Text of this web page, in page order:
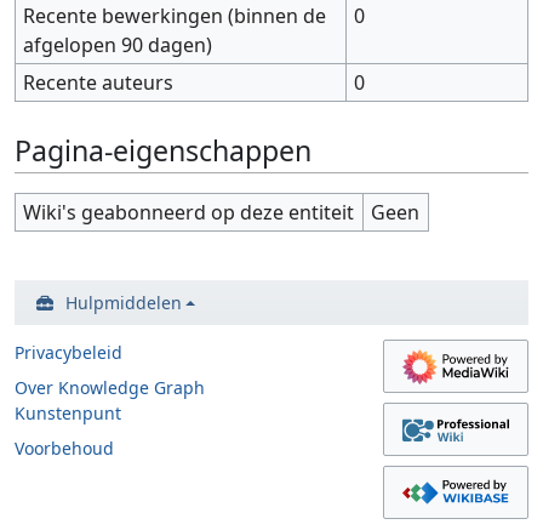
Recente bewerkingen (binnen de
afgelopen 90 dagen)
0
Recente auteurs 0
Pagina-eigenschappen
Wiki's geabonneerd op deze entiteit Geen
Hulpmiddelen
Privacybeleid
Over Knowledge Graph
Kunstenpunt
Voorbehoud